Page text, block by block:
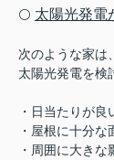
⚪️ 太陽光発電
次のような家は、
太陽光発電を検
・日当たりが良
・屋根に十分な
・周囲に大きな